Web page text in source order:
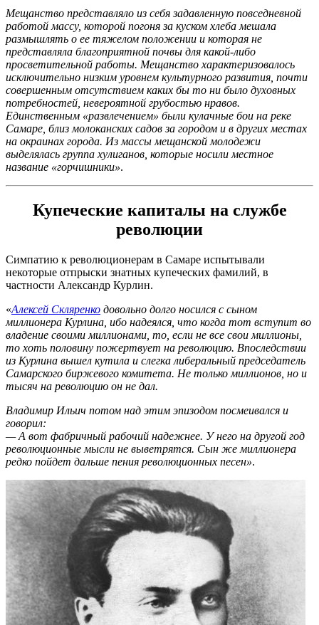
Мещанство представляло из себя задавленную повседневной
работой массу, которой погоня за куском хлеба мешала
размышлять о ее тяжелом положении и которая не
представляла благоприятной почвы для какой-либо
просветительной работы. Мещанство характеризовалось
исключительно низким уровнем культурного развития, почти
совершенным отсутствием каких бы то ни было духовных
потребностей, невероятной грубостью нравов.
Единственным «развлечением» были кулачные бои на реке
Самаре, близ молоканских садов за городом и в других местах
на окраинах города. Из массы мещанской молодежи
выделялась группа хулиганов, которые носили местное
название «горчишники».
Купеческие капиталы на службе
революции
Симпатию к революционерам в Самаре испытывали
некоторые отпрыски знатных купеческих фамилий, в
частности Александр Курлин.
«Алексей Скляренко довольно долго носился с сыном
миллионера Курлина, ибо надеялся, что когда тот вступит во
владение своими миллионами, то, если не все свои миллионы,
то хоть половину пожертвует на революцию. Впоследствии
из Курлина вышел кутила и слегка либеральный председатель
Самарского биржевого комитета. Не только миллионов, но и
тысяч на революцию он не дал.
Владимир Ильич потом над этим эпизодом посмеивался и
говорил:
— А вот фабричный рабочий надежнее. У него на другой год
революционные мысли не выветрятся. Сын же миллионера
редко пойдет дальше пения революционных песен».